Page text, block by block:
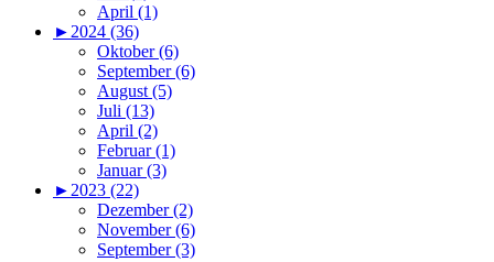
April (1)
► 2024 (36)
Oktober (6)
September (6)
August (5)
Juli (13)
April (2)
Februar (1)
Januar (3)
► 2023 (22)
Dezember (2)
November (6)
September (3)